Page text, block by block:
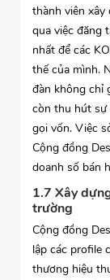
thành viên
qua việc đăng
nhất để các
thế của mình.
đàn không chỉ
còn thu hút sự
gọi vốn. Việc
Cộng đồng
doanh số bán
1.7 Xây
trường
Cộng đồng
lập các profile
thương hiệu